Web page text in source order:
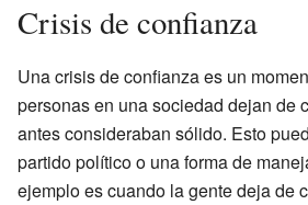
Crisis de confianza
Una crisis de confianza es un
personas en una sociedad dejan de
antes consideraban sólido. Esto
partido político o una forma de
ejemplo es cuando la gente deja de